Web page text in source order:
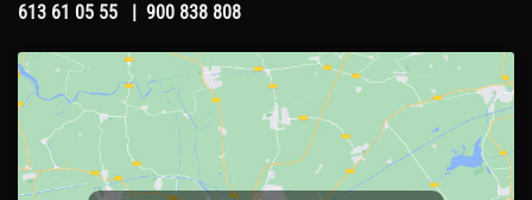
613 61 05 55
900 838 808